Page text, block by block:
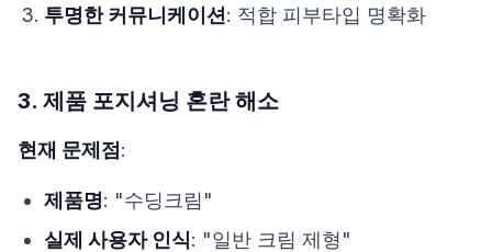
투명한 커뮤니케이션 : 적합 피부타입 명확화
3. 제품 포지셔닝 혼란 해소
현재 문제점 :
제품명: "수딩크림"
실제 사용자 인식: "일반 크림 제형"